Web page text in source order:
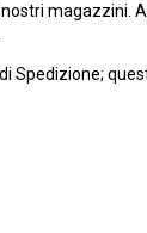
magazzini.
Spedizione;